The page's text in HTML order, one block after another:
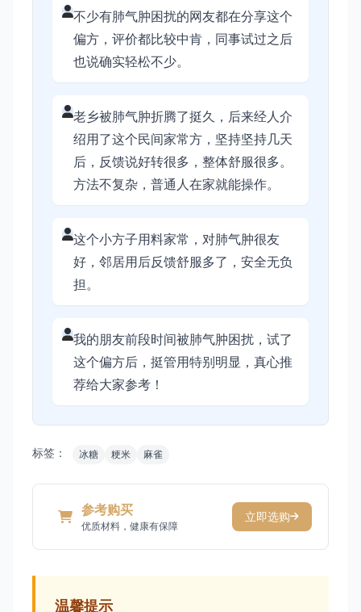
不少有肺气肿困扰的网友都在分享这个
偏方，评价都比较中肯，同事试过之后
也说确实轻松不少。
老乡被肺气肿折腾了挺久，后来经人介
绍用了这个民间家常方，坚持坚持几天
后，反馈说好转很多，整体舒服很多。
方法不复杂，普通人在家就能操作。
这个小方子用料家常，对肺气肿很友
好，邻居用后反馈舒服多了，安全无负
担。
我的朋友前段时间被肺气肿困扰，试了
这个偏方后，挺管用特别明显，真心推
荐给大家参考！
标签： 冰糖 粳米 麻雀
参考购买
优质材料，健康有保障
立即选购
温馨提示